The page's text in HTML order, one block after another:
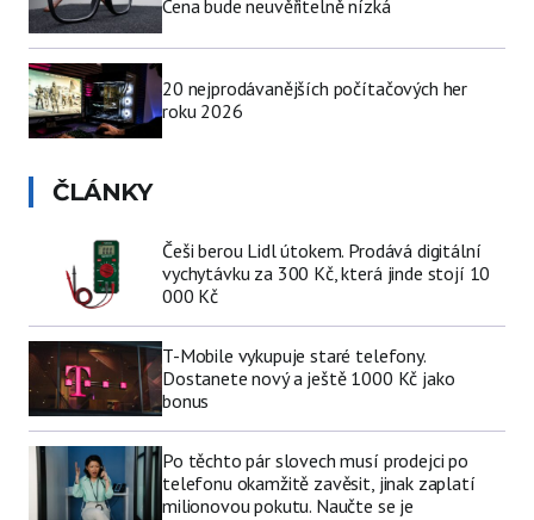
Cena bude neuvěřitelně nízká
20 nejprodávanějších počítačových her
roku 2026
ČLÁNKY
Češi berou Lidl útokem. Prodává digitální
vychytávku za 300 Kč, která jinde stojí 10
000 Kč
T-Mobile vykupuje staré telefony.
Dostanete nový a ještě 1000 Kč jako
bonus
Po těchto pár slovech musí prodejci po
telefonu okamžitě zavěsit, jinak zaplatí
milionovou pokutu. Naučte se je